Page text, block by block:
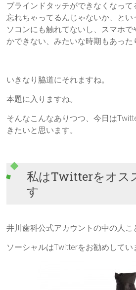
ブラインドタッチができなくなって
忘れちゃってるんじゃないか、と
ソコンにも触れてないし、スマホ
かできない、みたいな時期もあった
いきなり脇道にそれますね。
本題に入りますね。
そんなこんなありつつ、今日は
きたいと思います。
私はTwitterをオス
す
井川歯科公式アカウントの中の人こ
ソーシャルはTwitterをお勧めしてい